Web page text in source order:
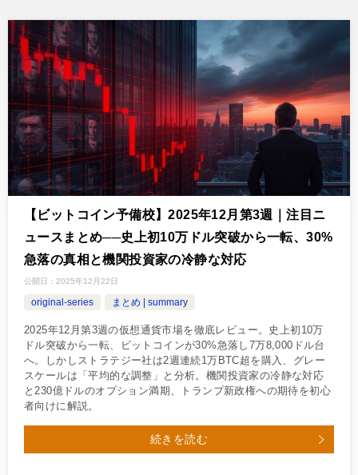
【ビットコイン予備校】2025年12月第3週｜注目ニ
ュースまとめ──史上初10万ドル突破から一転、30%
急落の真相と機関投資家の冷静な対応
公開日： 2025年12月22日
original-series まとめ | summary
2025年12月第3週の仮想通貨市場を徹底レビュー。史上初10万
ドル突破から一転、ビットコインが30%急落し7万8,000ドル台
へ。しかしストラテジー社は2週連続1万BTC超を購入、グレー
スケールは「平均的な調整」と分析。機関投資家の冷静な対応
と230億ドルのオプション満期、トランプ新政権への期待を初心
者向けに解説。
続きを読む